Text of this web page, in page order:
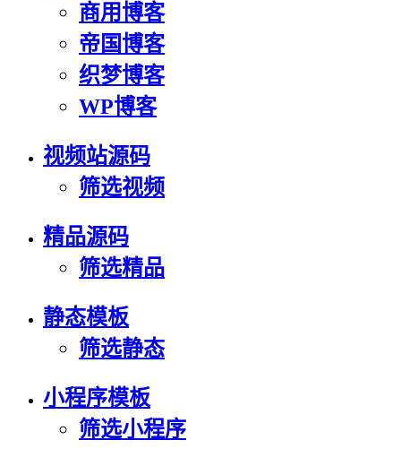
商用博客
帝国博客
织梦博客
WP博客
视频站源码
筛选视频
精品源码
筛选精品
静态模板
筛选静态
小程序模板
筛选小程序